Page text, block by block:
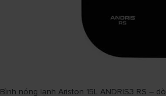
Bình nóng lạnh Ariston 15L ANDRIS3 RS –